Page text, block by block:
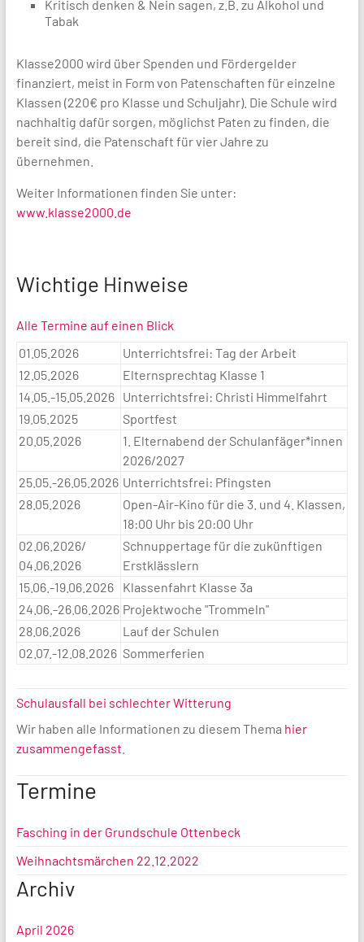
Kritisch denken & Nein sagen, z.B. zu Alkohol und
Tabak
Klasse2000 wird über Spenden und Fördergelder
finanziert, meist in Form von Patenschaften für einzelne
Klassen (220€ pro Klasse und Schuljahr). Die Schule wird
nachhaltig dafür sorgen, möglichst Paten zu finden, die
bereit sind, die Patenschaft für vier Jahre zu
übernehmen.
Weiter Informationen finden Sie unter:
www.klasse2000.de
Wichtige Hinweise
Alle Termine auf einen Blick
01.05.2026
Unterrichtsfrei: Tag der Arbeit
12.05.2026
Elternsprechtag Klasse 1
14.05.-15.05.2026 Unterrichtsfrei: Christi Himmelfahrt
19.05.2025
Sportfest
20.05.2026
1. Elternabend der Schulanfäger*innen
2026/2027
25.05.-26.05.2026 Unterrichtsfrei: Pfingsten
28.05.2026
Open-Air-Kino für die 3. und 4. Klassen,
18:00 Uhr bis 20:00 Uhr
02.06.2026/
04.06.2026
Schnuppertage für die zukünftigen
Erstklässlern
15.06.-19.06.2026
Klassenfahrt Klasse 3a
24.06.-26.06.2026 Projektwoche "Trommeln"
28.06.2026
Lauf der Schulen
02.07.-12.08.2026 Sommerferien
Schulausfall bei schlechter Witterung
Wir haben alle Informationen zu diesem Thema hier
zusammengefasst
Termine
Fasching in der Grundschule Ottenbeck
Weihnachtsmärchen 22.12.2022
Archiv
April 2026